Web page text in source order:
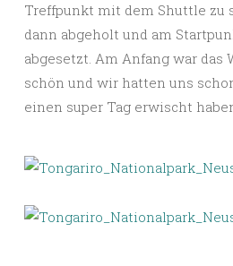
Treffpunkt mit dem Shuttle zu
dann abgeholt und am
abgesetzt. Am Anfang war
schön und wir hatten uns
einen super Tag erwischt